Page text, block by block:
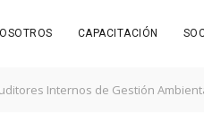
CAPACITACIÓN
Internos de Gestión